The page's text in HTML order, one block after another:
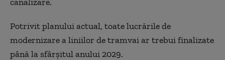
Potrivit planului actual, toate lucrările de
modernizare a liniilor de tramvai ar trebui finalizate
până la sfârșitul anului 2029.